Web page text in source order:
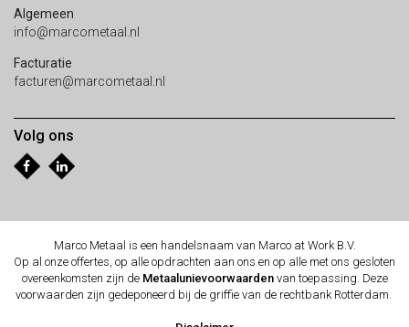
Algemeen
info@marcometaal.nl
Facturatie
facturen@marcometaal.nl
Volg ons
Marco Metaal is een handelsnaam van Marco at Work B.V.
Op al onze offertes, op alle opdrachten aan ons en op alle met ons gesloten
overeenkomsten zijn de Metaalunievoorwaardenvan toepassing. Deze
voorwaarden zijn gedeponeerd bij de griffie van de rechtbank Rotterdam.